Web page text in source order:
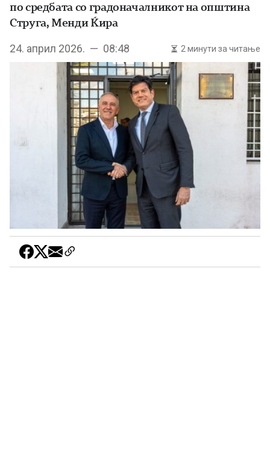
по средбата со градоначалникот на општина
Струга, Менди Ќира
24. април 2026. — 08:48 2 минути за читање